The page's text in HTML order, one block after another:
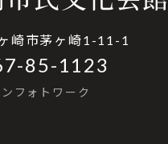
崎市茅ヶ崎1-11-1
85-1123
フォトワーク